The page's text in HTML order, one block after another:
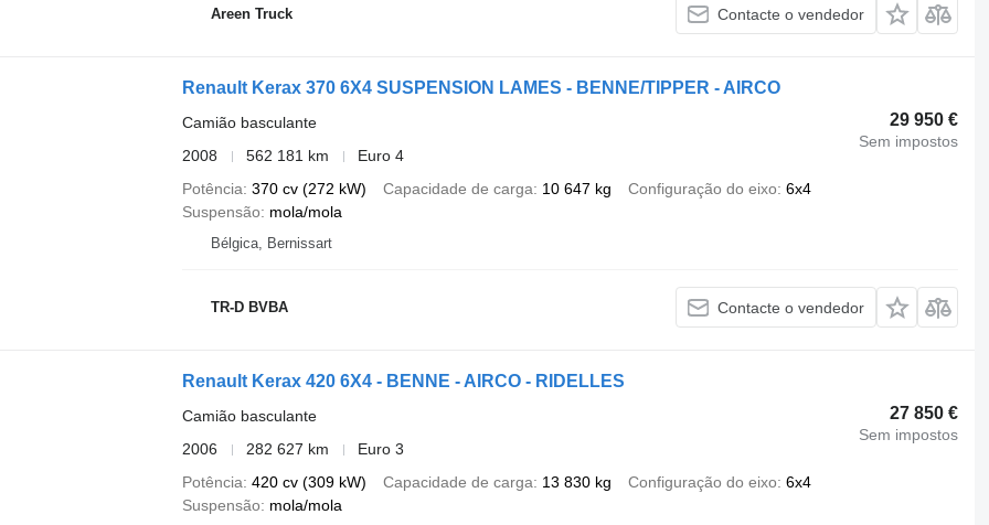
Areen Truck Contacte o vendedor
Renault Kerax 370 6X4 SUSPENSION LAMES - BENNE/TIPPER - AIRCO
29 950 €
Sem impostos
Camião basculante
2008
562 181 km
Euro 4
Potência 370 cv (272 kW) Capacidade de carga 10 647 kg Configuração do eixo 6x4
Suspensão
mola/mola
Bélgica, Bernissart
TR-D BVBA Contacte o vendedor
Renault Kerax 420 6X4 - BENNE - AIRCO - RIDELLES
27 850 €
Sem impostos
Camião basculante
2006
282 627 km
Euro 3
Potência 420 cv (309 kW) Capacidade de carga 13 830 kg Configuração do eixo 6x4
Suspensão
mola/mola